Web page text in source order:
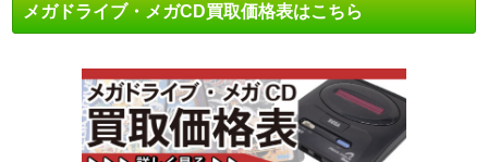
メガドライブ・メガCD買取価格表はこちら